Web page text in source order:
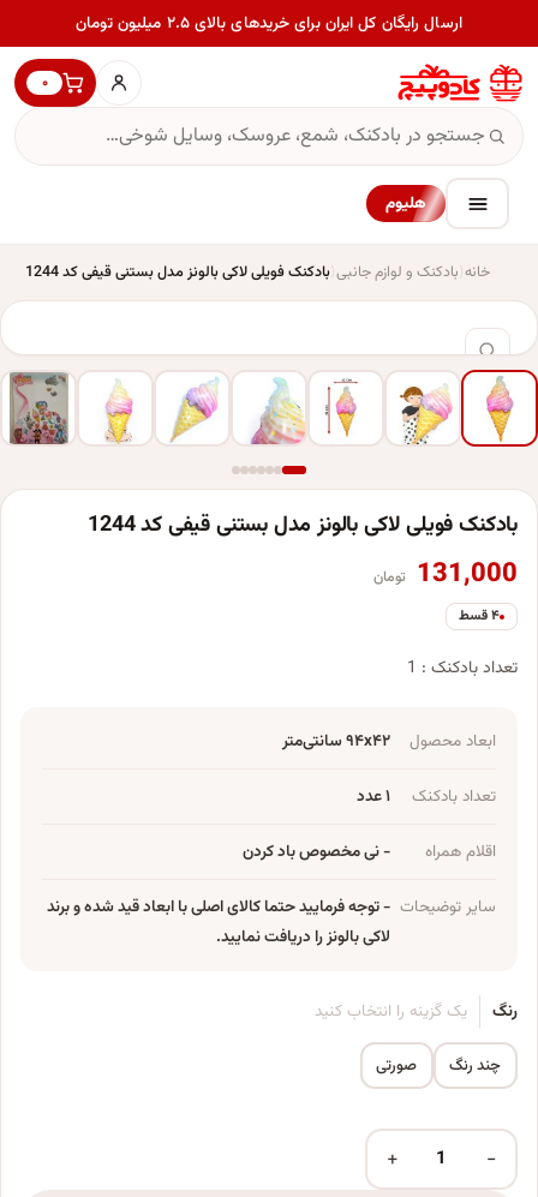
ارسال رایگان کل ایران برای خریدهای بالای ۲.۵ میلیون تومان
۰
هلیوم
خانه بادکنک و لوازم جانبی بادکنک فویلی لاکی بالونز مدل بستنی قیفی کد 1244
بادکنک فویلی لاکی بالونز مدل بستنی قیفی کد 1244
131,000 تومان
۴ قسط
تعداد بادکنک : 1
ابعاد محصول ۹۴x۴۲ سانتی‌متر
تعداد بادکنک ۱ عدد
اقلام همراه - نی مخصوص باد کردن
سایر توضیحات - توجه فرمایید حتما کالای اصلی با ابعاد قید شده و برند
لاکی بالونز را دریافت نمایید.
رنگ یک گزینه را انتخاب کنید
چند رنگ صورتی
بادکنک فویلی لاکی بالونز مدل بستنی قیفی کد 1244 عدد
−
+